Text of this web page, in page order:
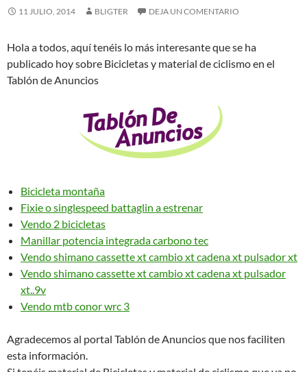
11 JULIO, 2014 BLIGTER DEJA UN COMENTARIO
Hola a todos, aquí tenéis lo más interesante que se ha
publicado hoy sobre Bicicletas y material de ciclismo en el
Tablón de Anuncios
Bicicleta montaña
Fixie o singlespeed battaglin a estrenar
Vendo 2 bicicletas
Manillar potencia integrada carbono tec
Vendo shimano cassette xt cambio xt cadena xt pulsador xt
Vendo shimano cassette xt cambio xt cadena xt pulsador
xt..9v
Vendo mtb conor wrc 3
Agradecemos al portal Tablón de Anuncios que nos faciliten
esta información.